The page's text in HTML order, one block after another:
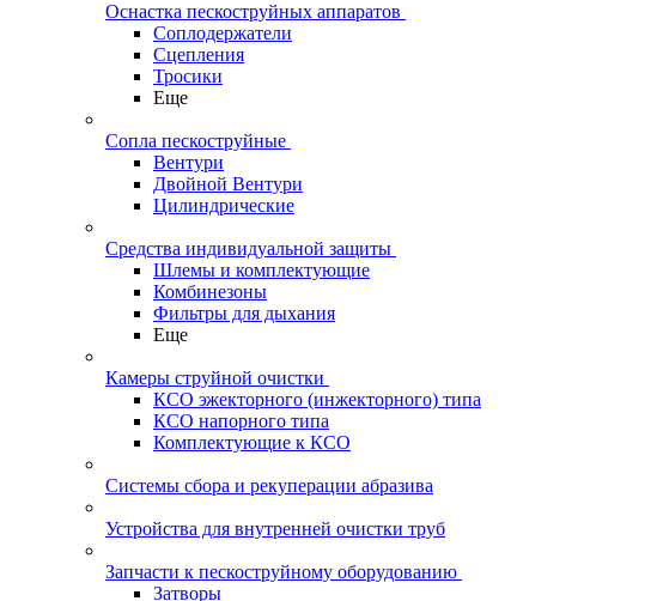
Оснастка пескоструйных аппаратов
Соплодержатели
Сцепления
Тросики
Еще
Сопла пескоструйные
Вентури
Двойной Вентури
Цилиндрические
Средства индивидуальной защиты
Шлемы и комплектующие
Комбинезоны
Фильтры для дыхания
Еще
Камеры струйной очистки
КСО эжекторного (инжекторного) типа
КСО напорного типа
Комплектующие к КСО
Системы сбора и рекуперации абразива
Устройства для внутренней очистки труб
Запчасти к пескоструйному оборудованию
Затворы